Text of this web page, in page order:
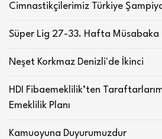
Cimnastikçilerimiz Türkiye
Süper Lig 27-33. Hafta Müsabaka
Neşet Korkmaz Denizli'de İkinci
HDI Fibaemeklilik’ten
Emeklilik Planı
Kamuoyuna Duyurumuzdur